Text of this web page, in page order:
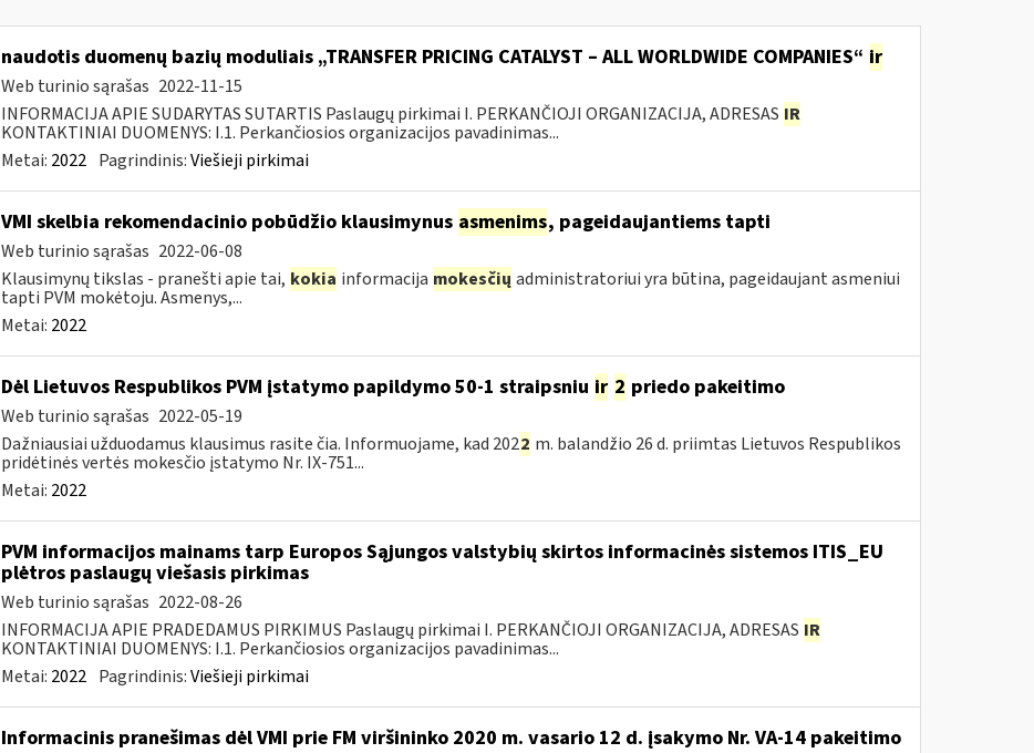
naudotis duomenų bazių moduliais „TRANSFER PRICING CATALYST – ALL WORLDWIDE COMPANIES“ ir
Web turinio sąrašas 2022-11-15
INFORMACIJA APIE SUDARYTAS SUTARTIS Paslaugų pirkimai I. PERKANČIOJI ORGANIZACIJA, ADRESAS IR
KONTAKTINIAI DUOMENYS: I.1. Perkančiosios organizacijos pavadinimas...
Metai: 2022 Pagrindinis:Viešieji pirkimai
VMI skelbia rekomendacinio pobūdžio klausimynus asmenims, pageidaujantiems tapti
Web turinio sąrašas 2022-06-08
Klausimynų tikslas - pranešti apie tai, kokia informacija mokesčių administratoriui yra būtina, pageidaujant asmeniui
tapti PVM mokėtoju. Asmenys,...
Metai: 2022
Dėl Lietuvos Respublikos PVM įstatymo papildymo 50-1 straipsniu ir 2 priedo pakeitimo
Web turinio sąrašas 2022-05-19
Dažniausiai užduodamus klausimus rasite čia. Informuojame, kad 2022 m. balandžio 26 d. priimtas Lietuvos Respublikos
pridėtinės vertės mokesčio įstatymo Nr. IX-751...
Metai: 2022
PVM informacijos mainams tarp Europos Sąjungos valstybių skirtos informacinės sistemos ITIS_EU
plėtros paslaugų viešasis pirkimas
Web turinio sąrašas 2022-08-26
INFORMACIJA APIE PRADEDAMUS PIRKIMUS Paslaugų pirkimai I. PERKANČIOJI ORGANIZACIJA, ADRESAS IR
KONTAKTINIAI DUOMENYS: I.1. Perkančiosios organizacijos pavadinimas...
Metai: 2022 Pagrindinis:Viešieji pirkimai
Informacinis pranešimas dėl VMI prie FM viršininko 2020 m. vasario 12 d. įsakymo Nr. VA-14 pakeitimo